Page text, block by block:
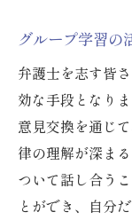
グループ学習の
弁護士を志す皆
効な手段となり
意見交換を通じ
律の理解が深ま
ついて話し合う
とができ、自分